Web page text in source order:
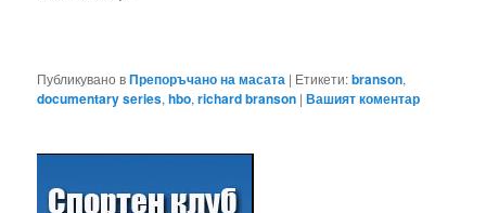
Публикувано вПрепоръчано на масата | Етикети:branson,
documentary series,hbo,richard branson |Вашият коментар